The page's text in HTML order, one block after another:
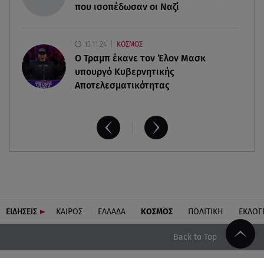
που ισοπέδωσαν οι Ναζί
13.11.24 ΚΟΣΜΟΣ
O Τραμπ έκανε τον Έλον Μασκ
υπουργό Κυβερνητικής
Αποτελεσματικότητας
ΕΙΔΗΣΕΙΣ ΚΑΙΡΟΣ ΕΛΛΑΔΑ ΚΟΣΜΟΣ ΠΟΛΙΤΙΚΗ
Back to Top